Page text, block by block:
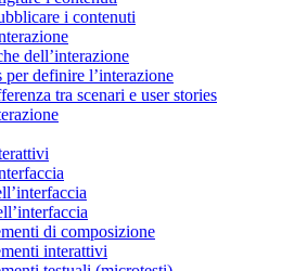
i contenuti
dell’interazione
per definire l’interazione
tra scenari e user stories
di composizione
interattivi